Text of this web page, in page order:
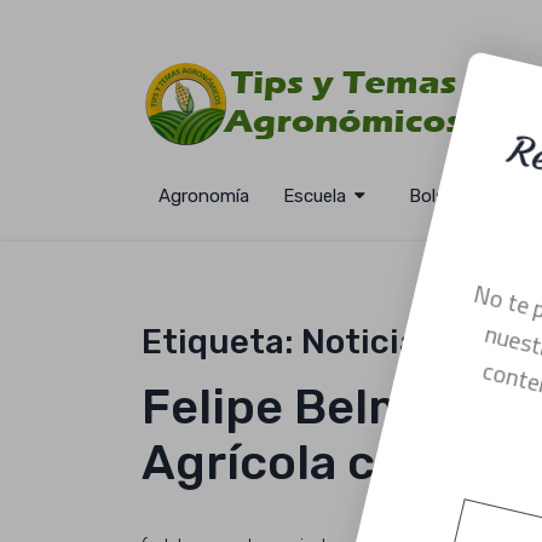
Agronomía Escuela Bolsa De Trabajo
Etiqueta: Noticias
Felipe Belmar el
Agrícola con